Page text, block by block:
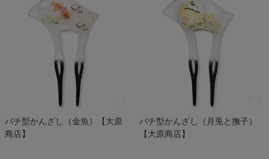
バチ型かんざし（金魚）【大原
商店】
バチ型かんざし（月兎と撫子）
【大原商店】